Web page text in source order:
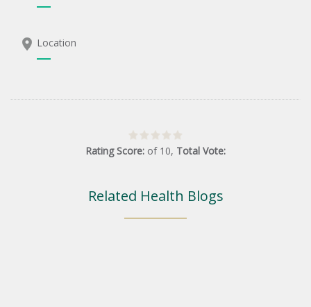
Location
Rating Score: of 10, Total Vote:
Related Health Blogs